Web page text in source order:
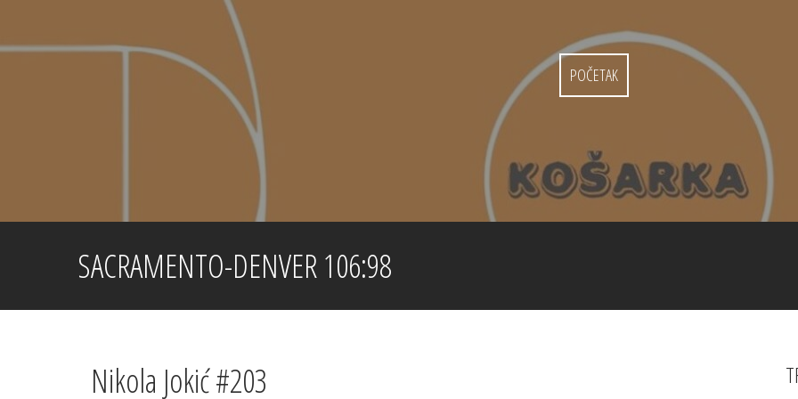
content
POČETAK
SACRAMENTO-DENVER 106:98
Nikola Jokić #203